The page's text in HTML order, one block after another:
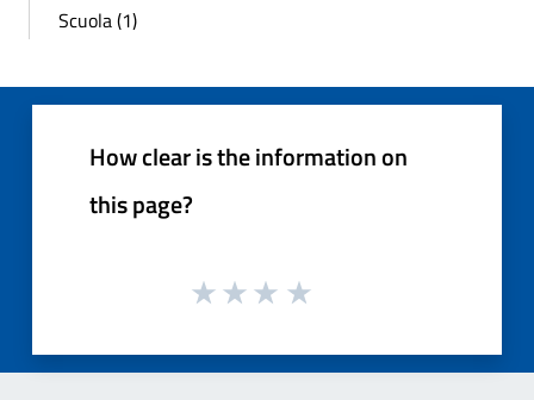
Scuola (1)
How clear is the information on
this page?